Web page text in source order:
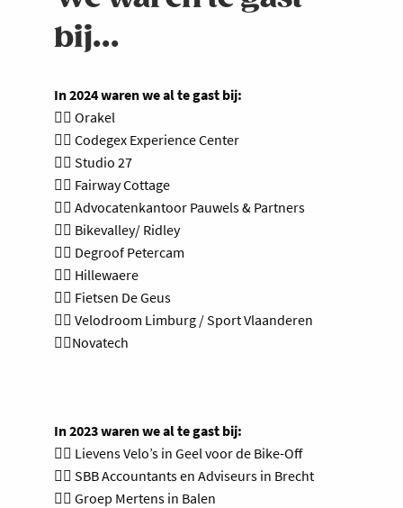
bij...
In 2024 waren we al te gast bij:
🚴‍♀️ Orakel
🚴‍♀️ Codegex Experience Center
🚴‍♀️ Studio 27
🚴‍♀️ Fairway Cottage
🚴‍♀️ Advocatenkantoor Pauwels & Partners
🚴‍♀️ Bikevalley/ Ridley
🚴‍♀️ Degroof Petercam
🚴‍♀️ Hillewaere
🚴‍♀️ Fietsen De Geus
🚴‍♀️ Velodroom Limburg / Sport Vlaanderen
🚴‍♀️Novatech
In 2023 waren we al te gast bij:
🚴‍♀️ Lievens Velo’s in Geel voor de Bike-Off
🚴‍♀️ SBB Accountants en Adviseurs in Brecht
🚴‍♀️ Groep Mertens in Balen